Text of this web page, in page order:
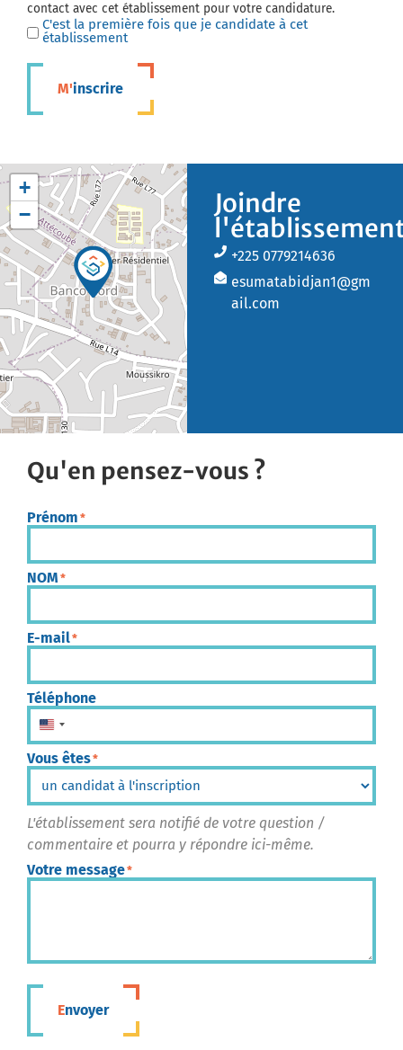
contact avec cet établissement pour votre candidature.
C'est la première fois que je candidate à cet
établissement
M'inscrire
+
−
Joindre
+225 0779214636
esumatabidjan1@gm
ail.com
Qu'en pensez-vous ?
Prénom *
NOM *
E-mail*
Téléphone
États-Unis +1
Vous êtes*
L'établissement sera notifié de votre question /
commentaire et pourra y répondre ici-même.
Votre message*
Envoyer